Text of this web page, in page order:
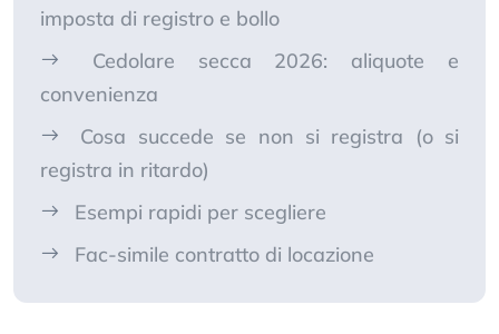
imposta di registro e bollo
Cedolare secca 2026: aliquote e
convenienza
Cosa succede se non si registra (o si
registra in ritardo)
Esempi rapidi per scegliere
Fac-simile contratto di locazione